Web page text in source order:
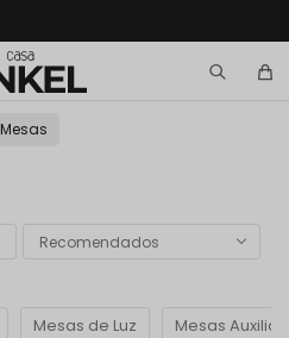
Mesas
Recomendados
Mesas de Luz Mesas